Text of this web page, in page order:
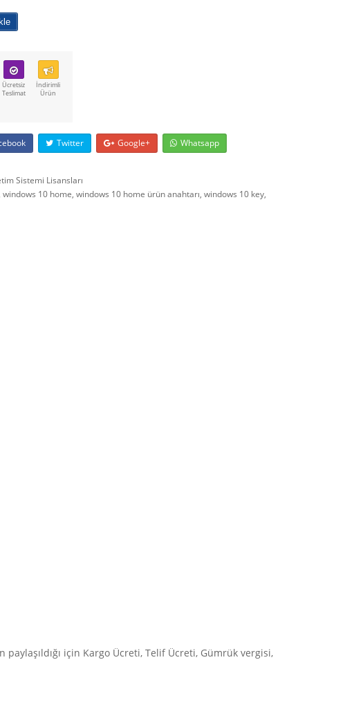
Ücretsiz
Teslimat
İndirimli
Ürün
Twitter Google+
Whatsapp
Sistemi Lisansları
windows 10 home, windows 10 home ürün anahtarı, windows 10 key,
için Kargo Ücreti, Telif Ücreti, Gümrük vergisi,